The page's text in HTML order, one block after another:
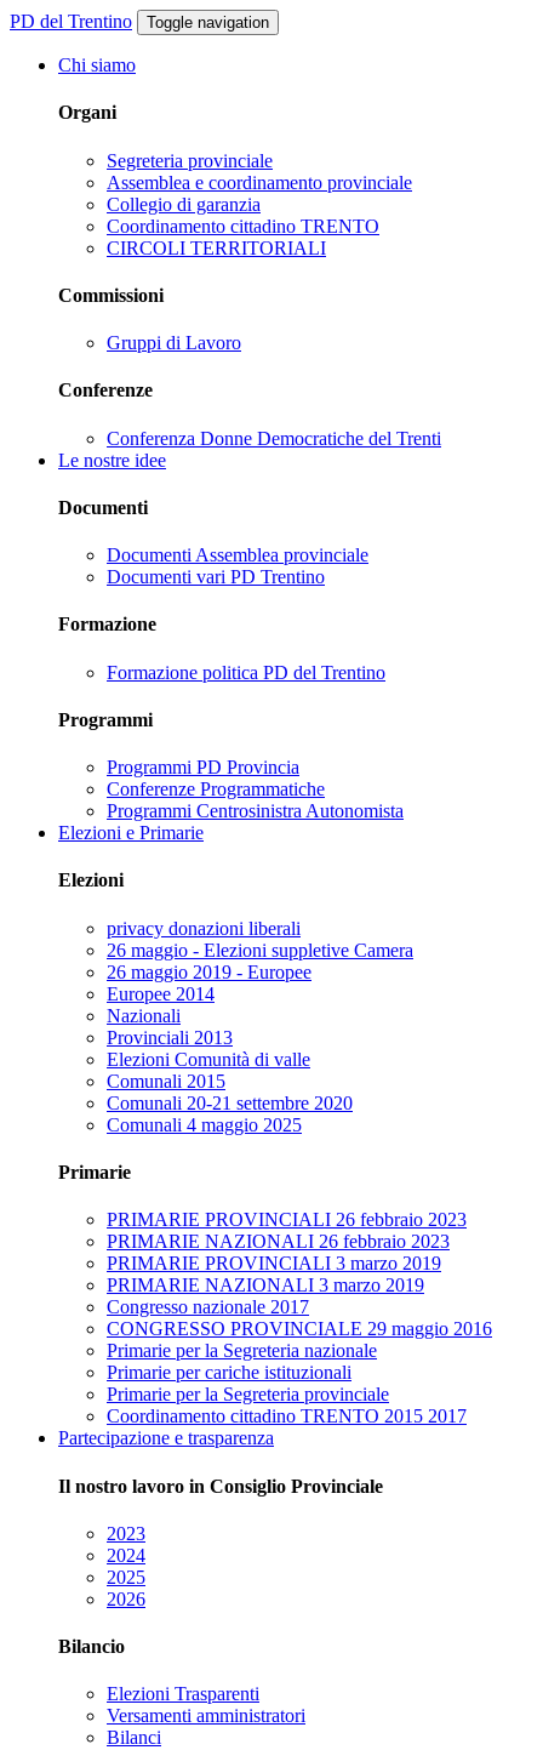
PD del Trentino Toggle navigation
Chi siamo
Organi
Segreteria provinciale
Assemblea e coordinamento provinciale
Collegio di garanzia
Coordinamento cittadino TRENTO
CIRCOLI TERRITORIALI
Commissioni
Gruppi di Lavoro
Conferenze
Conferenza Donne Democratiche del Trenti
Le nostre idee
Documenti
Documenti Assemblea provinciale
Documenti vari PD Trentino
Formazione
Formazione politica PD del Trentino
Programmi
Programmi PD Provincia
Conferenze Programmatiche
Programmi Centrosinistra Autonomista
Elezioni e Primarie
Elezioni
privacy donazioni liberali
26 maggio - Elezioni suppletive Camera
26 maggio 2019 - Europee
Europee 2014
Nazionali
Provinciali 2013
Elezioni Comunità di valle
Comunali 2015
Comunali 20-21 settembre 2020
Comunali 4 maggio 2025
Primarie
PRIMARIE PROVINCIALI 26 febbraio 2023
PRIMARIE NAZIONALI 26 febbraio 2023
PRIMARIE PROVINCIALI 3 marzo 2019
PRIMARIE NAZIONALI 3 marzo 2019
Congresso nazionale 2017
CONGRESSO PROVINCIALE 29 maggio 2016
Primarie per la Segreteria nazionale
Primarie per cariche istituzionali
Primarie per la Segreteria provinciale
Coordinamento cittadino TRENTO 2015 2017
Partecipazione e trasparenza
Il nostro lavoro in Consiglio Provinciale
2023
2024
2025
2026
Bilancio
Elezioni Trasparenti
Versamenti amministratori
Bilanci